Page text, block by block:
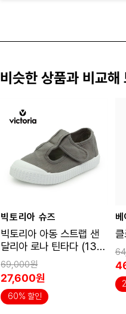
비슷한 상품과 비교해
빅토리아 슈즈
빅토리아 아동 스트랩 샌
달리아 로나 틴타다 (136
625-GRIS)
69,000원
27,600원
60% 할인